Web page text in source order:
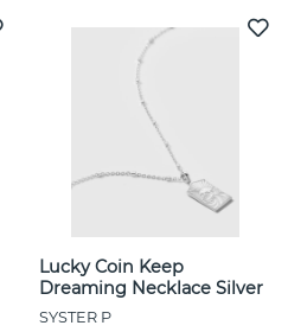
Lucky Coin Keep
Dreaming Necklace Silver
SYSTER P